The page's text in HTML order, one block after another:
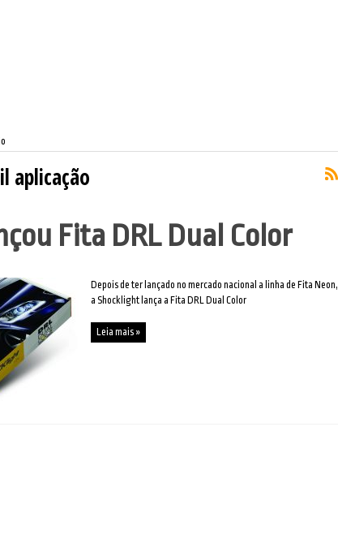
aplicação
Fita DRL Dual Color
Depois de ter lançado no mercado nacional a linha de Fita Neon,
a Shocklight lança a Fita DRL Dual Color
Leia mais »